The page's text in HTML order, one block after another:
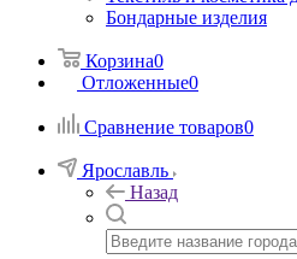
Бондарные изделия
Корзина0
Отложенные0
Сравнение товаров0
Ярославль
Назад